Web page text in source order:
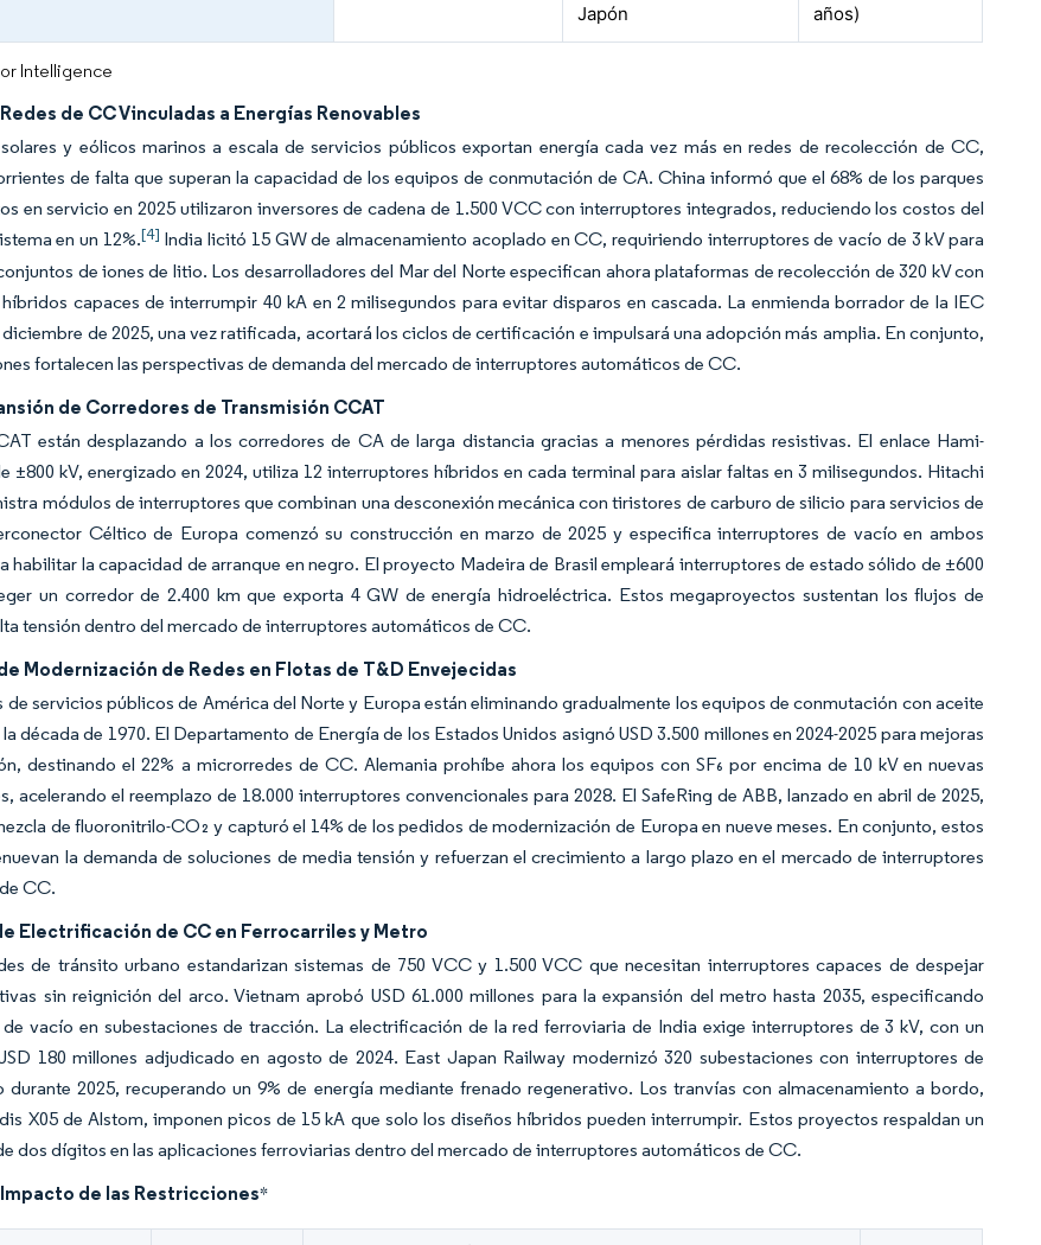
Japón
años)
Intelligence
de CC Vinculadas a Energías Renovables
y eólicos marinos a escala de servicios públicos exportan energía cada vez más en redes de recolección de CC,
de falta que superan la capacidad de los equipos de conmutación de CA. China informó que el 68% de los parques
en servicio en 2025 utilizaron inversores de cadena de 1.500 VCC con interruptores integrados, reduciendo los costos del
en un 12%.[4] India licitó 15 GW de almacenamiento acoplado en CC, requiriendo interruptores de vacío de 3 kV para
de iones de litio. Los desarrolladores del Mar del Norte especifican ahora plataformas de recolección de 320 kV con
capaces de interrumpir 40 kA en 2 milisegundos para evitar disparos en cascada. La enmienda borrador de la IEC
de 2025, una vez ratificada, acortará los ciclos de certificación e impulsará una adopción más amplia. En conjunto,
fortalecen las perspectivas de demanda del mercado de interruptores automáticos de CC.
de Corredores de Transmisión CCAT
están desplazando a los corredores de CA de larga distancia gracias a menores pérdidas resistivas. El enlace Hami-
±800 kV, energizado en 2024, utiliza 12 interruptores híbridos en cada terminal para aislar faltas en 3 milisegundos. Hitachi
módulos de interruptores que combinan una desconexión mecánica con tiristores de carburo de silicio para servicios de
Céltico de Europa comenzó su construcción en marzo de 2025 y especifica interruptores de vacío en ambos
habilitar la capacidad de arranque en negro. El proyecto Madeira de Brasil empleará interruptores de estado sólido de ±600
un corredor de 2.400 km que exporta 4 GW de energía hidroeléctrica. Estos megaproyectos sustentan los flujos de
tensión dentro del mercado de interruptores automáticos de CC.
Modernización de Redes en Flotas de T&D Envejecidas
de servicios públicos de América del Norte y Europa están eliminando gradualmente los equipos de conmutación con aceite
década de 1970. El Departamento de Energía de los Estados Unidos asignó USD 3.500 millones en 2024-2025 para mejoras
destinando el 22% a microrredes de CC. Alemania prohíbe ahora los equipos con SF₆ por encima de 10 kV en nuevas
acelerando el reemplazo de 18.000 interruptores convencionales para 2028. El SafeRing de ABB, lanzado en abril de 2025,
de fluoronitrilo-CO₂ y capturó el 14% de los pedidos de modernización de Europa en nueve meses. En conjunto, estos
la demanda de soluciones de media tensión y refuerzan el crecimiento a largo plazo en el mercado de interruptores
CC.
Electrificación de CC en Ferrocarriles y Metro
de tránsito urbano estandarizan sistemas de 750 VCC y 1.500 VCC que necesitan interruptores capaces de despejar
sin reignición del arco. Vietnam aprobó USD 61.000 millones para la expansión del metro hasta 2035, especificando
vacío en subestaciones de tracción. La electrificación de la red ferroviaria de India exige interruptores de 3 kV, con un
180 millones adjudicado en agosto de 2024. East Japan Railway modernizó 320 subestaciones con interruptores de
durante 2025, recuperando un 9% de energía mediante frenado regenerativo. Los tranvías con almacenamiento a bordo,
X05 de Alstom, imponen picos de 15 kA que solo los diseños híbridos pueden interrumpir. Estos proyectos respaldan un
dos dígitos en las aplicaciones ferroviarias dentro del mercado de interruptores automáticos de CC.
de las Restricciones*